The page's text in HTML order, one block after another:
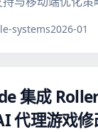
systems2026-01
集成
代理游戏